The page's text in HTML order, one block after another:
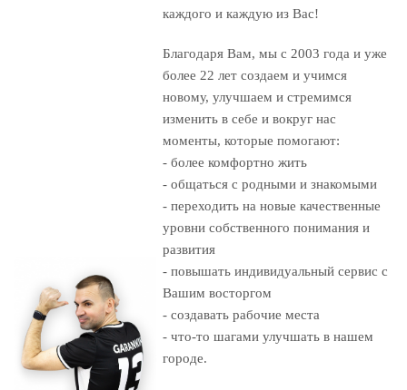
каждого и каждую из Вас!
Благодаря Вам, мы с 2003 года и уже
более 22 лет создаем и учимся
новому, улучшаем и стремимся
изменить в себе и вокруг нас
моменты, которые помогают:
- более комфортно жить
- общаться с родными и знакомыми
- переходить на новые качественные
уровни собственного понимания и
развития
- повышать индивидуальный сервис с
Вашим восторгом
- создавать рабочие места
- что-то шагами улучшать в нашем
городе.